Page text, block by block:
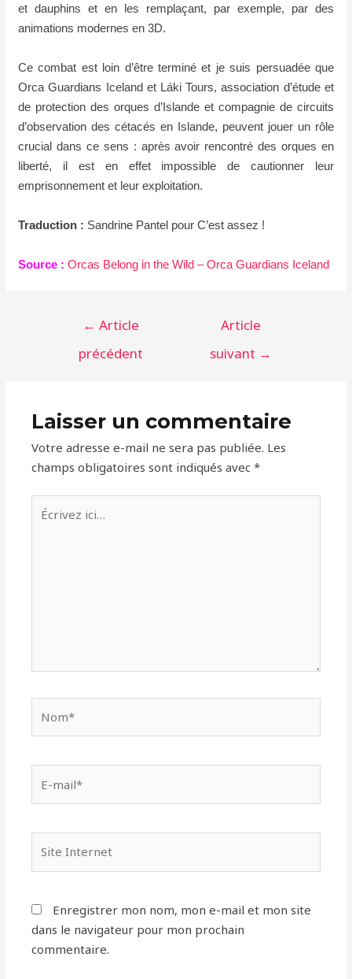
et dauphins et en les remplaçant, par exemple, par des
animations modernes en 3D.
Ce combat est loin d’être terminé et je suis persuadée que
Orca Guardians Iceland et Láki Tours, association d’étude et
de protection des orques d’Islande et compagnie de circuits
d’observation des cétacés en Islande, peuvent jouer un rôle
crucial dans ce sens : après avoir rencontré des orques en
liberté, il est en effet impossible de cautionner leur
emprisonnement et leur exploitation.
Traduction : Sandrine Pantel pour C’est assez !
Source : Orcas Belong in the Wild – Orca Guardians Iceland
Navigation
l’article
← Article
précédent
Article
suivant →
Laisser un commentaire
Votre adresse e-mail ne sera pas publiée. Les
champs obligatoires sont indiqués avec*
ici…
mail*
Internet
Enregistrer mon nom, mon e-mail et mon site
dans le navigateur pour mon prochain
commentaire.